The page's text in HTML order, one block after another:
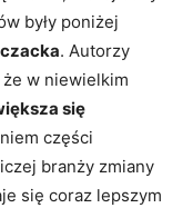
były poniżej
. Autorzy
w niewielkim
się
części
branży zmiany
się coraz lepszym